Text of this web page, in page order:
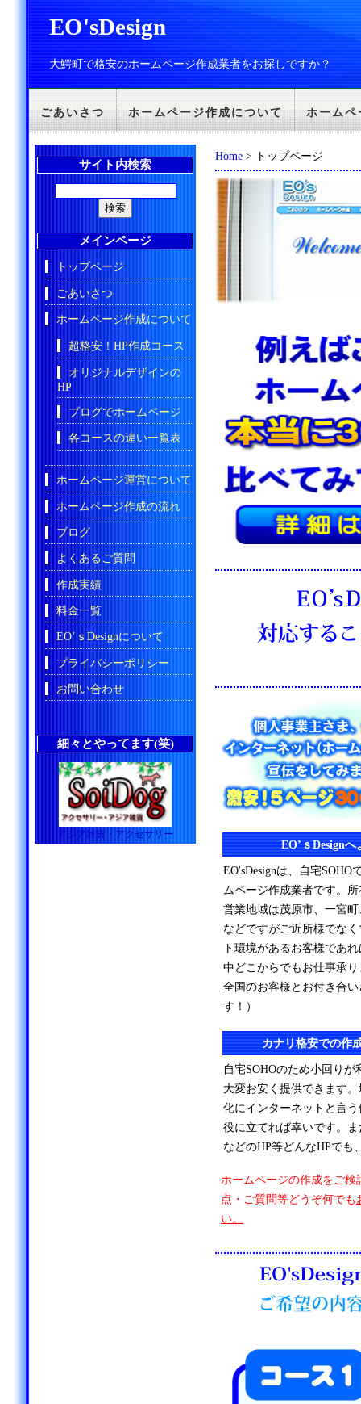
EO'sDesign
大鰐町で格安のホームページ作成業者をお探しですか？
ごあいさつ ホームページ作成について ホームペ
Home > トップページ
EO’ｓDesign
EO'sDesignは、自宅SOHO
ムページ作成業者です。
営業地域は茂原市、一宮
などですがご近所様でな
ト環境があるお客様であ
中どこからでもお仕事承
全国のお客様とお付き合
す！）
カナリ格安での作
自宅SOHOのため小回り
大変お安く提供できます
化にインターネットと言
役に立てれば幸いです。
などのHP等どんなHPでも
ホームページの作成をご検
点・ご質問等どうぞ何でも
い。
サイト内検索
メインページ
トップページ
ごあいさつ
ホームページ作成について
超格安！HP作成コース
オリジナルデザインの
HP
ブログでホームページ
各コースの違い一覧表
ホームページ運営について
ホームページ作成の流れ
ブログ
よくあるご質問
作成実績
料金一覧
EO’ｓDesignについて
プライバシーポリシー
お問い合わせ
細々とやってます(笑)
アジア雑貨・アクセサリー